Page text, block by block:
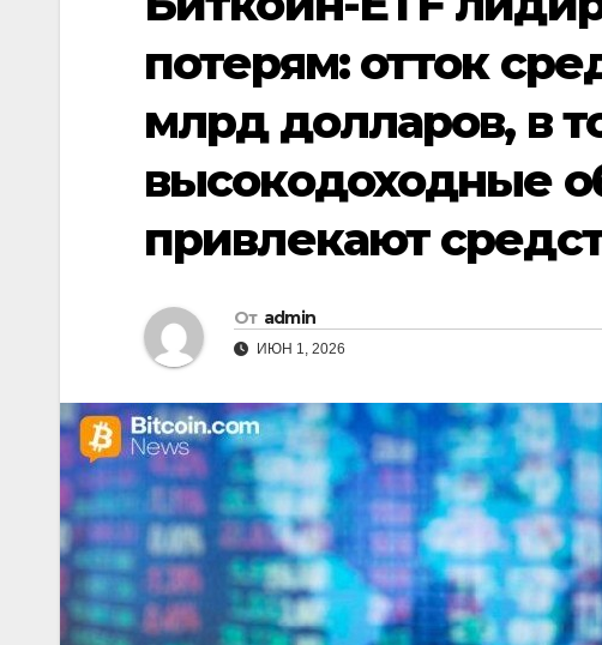
потерям: отток
млрд долларов, в
высокодоходные
привлекают
От admin
ИЮН 1, 2026